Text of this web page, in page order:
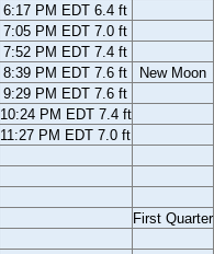
6:17 PM EDT 6.4 ft
7:05 PM EDT 7.0 ft
7:52 PM EDT 7.4 ft
8:39 PM EDT 7.6 ft New Moon
9:29 PM EDT 7.6 ft
10:24 PM EDT 7.4 ft
11:27 PM EDT 7.0 ft
First Quarter